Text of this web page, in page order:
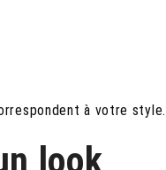
à votre style.
look